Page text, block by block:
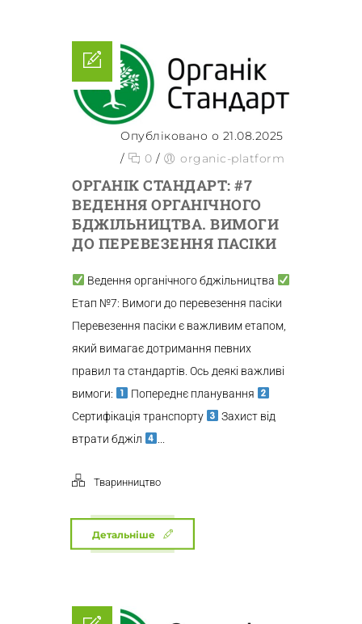
Опубліковано о 21.08.2025
/
0 / organic-platform
ОРГАНІК СТАНДАРТ: #7
ВЕДЕННЯ ОРГАНІЧНОГО
БДЖІЛЬНИЦТВА. ВИМОГИ
ДО ПЕРЕВЕЗЕННЯ ПАСІКИ
Ведення органічного бджільництва
Етап №7: Вимоги до перевезення пасіки
Перевезення пасіки є важливим етапом,
який вимагає дотримання певних
правил та стандартів. Ось деякі важливі
вимоги:
Попереднє планування
Сертифікація транспорту
Захист від
втрати бджіл
Тваринництво
Детальніше